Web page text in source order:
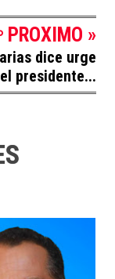
PROXIMO »
dice urge
el presidente...